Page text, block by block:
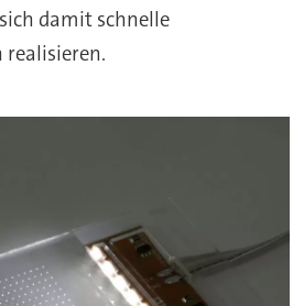
damit schnelle